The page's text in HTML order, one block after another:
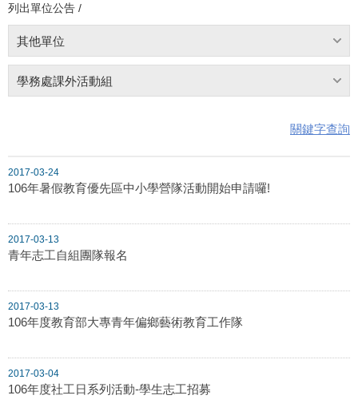
列出單位公告 /
其他單位
學務處課外活動組
關鍵字查詢
2017-03-24
106年暑假教育優先區中小學營隊活動開始申請囉!
2017-03-13
青年志工自組團隊報名
2017-03-13
106年度教育部大專青年偏鄉藝術教育工作隊
2017-03-04
106年度社工日系列活動-學生志工招募